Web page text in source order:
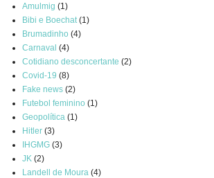
Amulmig (1)
Bibi e Boechat (1)
Brumadinho (4)
Carnaval (4)
Cotidiano desconcertante (2)
Covid-19 (8)
Fake news (2)
Futebol feminino (1)
Geopolítica (1)
Hitler (3)
IHGMG (3)
JK (2)
Landell de Moura (4)